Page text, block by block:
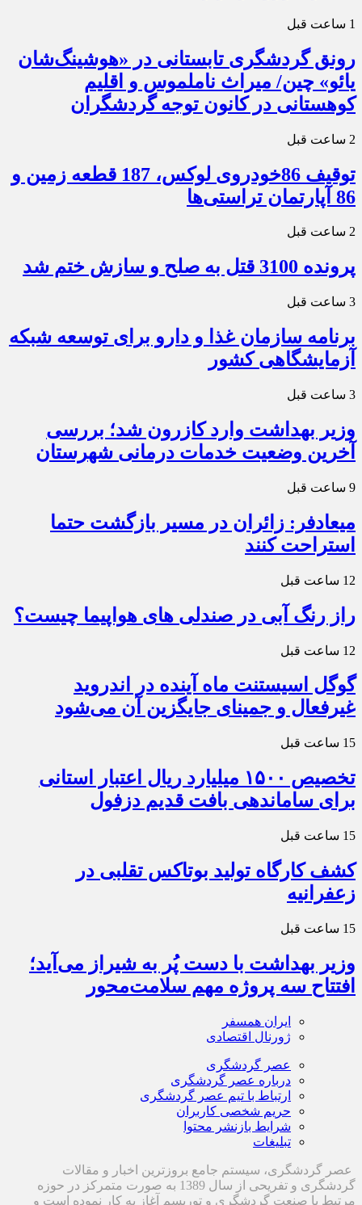
1 ساعت قبل
رونق گردشگری تابستانی در «هوشینگ‌شان
یائو» چین/ میراث ناملموس و اقلیم
کوهستانی در کانون توجه گردشگران
2 ساعت قبل
توقیف 86خودروی لوکس، 187 قطعه زمین و
86 آپارتمان تراستی‌ها
2 ساعت قبل
پرونده 3100 قتل به صلح و سازش ختم شد
3 ساعت قبل
برنامه سازمان غذا و دارو برای توسعه شبکه
آزمایشگاهی کشور
3 ساعت قبل
وزیر بهداشت وارد کازرون شد؛ بررسی
آخرین وضعیت خدمات درمانی شهرستان
9 ساعت قبل
میعادفر: زائران در مسیر بازگشت حتما
استراحت کنند
12 ساعت قبل
راز رنگ آبی در صندلی های هواپیما چیست؟
12 ساعت قبل
گوگل اسیستنت ماه آینده در اندروید
غیرفعال و جمینای جایگزین آن می‌شود
15 ساعت قبل
تخصیص ۱۵۰۰ میلیارد ریال اعتبار استانی
برای ساماندهی بافت قدیم دزفول
15 ساعت قبل
کشف کارگاه تولید بوتاکس تقلبی در
زعفرانیه
15 ساعت قبل
وزیر بهداشت با دست پُر به شیراز می‌آید؛
افتتاح سه پروژه مهم سلامت‌محور
ایران همسفر
ژورنال اقتصادی
عصر گردشگری
درباره عصر گردشگری
ارتباط با تیم عصر گردشگری
حریم شخصی کاربران
شرایط بازنشر محتوا
تبلیغات
عصر گردشگری، سیستم جامع بروزترین اخبار و مقالات
گردشگری و تفریحی از سال 1389 به صورت متمرکز در حوزه
مرتبط با صنعت گردشگری و توریسم آغاز به کار نموده است و